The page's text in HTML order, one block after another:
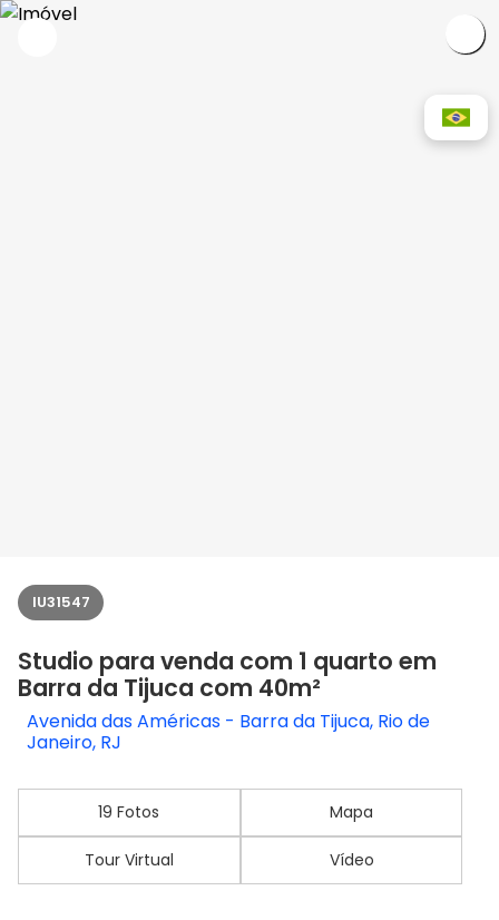
IU31547
Studio para venda com 1 quarto em
Barra da Tijuca com 40m²
Avenida das Américas - Barra da Tijuca, Rio de
Janeiro, RJ
19 Fotos Mapa
Tour Virtual Vídeo